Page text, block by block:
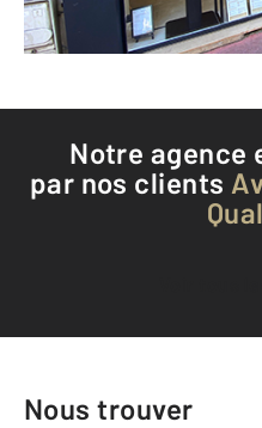
Notre
par nos clients
Voir tous
Nous trouver